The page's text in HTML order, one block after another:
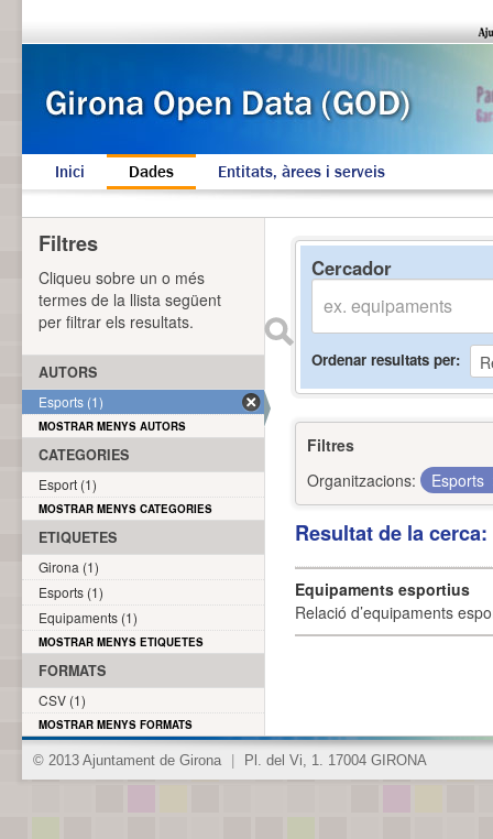
Inici Dades Entitats, àrees i serveis
Cercador
Ordenar resultats per
Filtres
Organitzacions:
Esports
Resultat de la
Equipaments esportius
Relació d’equipaments
Filtres
Cliqueu sobre un o més
termes de la llista següent
per filtrar els resultats.
AUTORS
Esports (1)
MOSTRAR MENYS AUTORS
CATEGORIES
Esport (1)
MOSTRAR MENYS CATEGORIES
ETIQUETES
Girona (1)
Esports (1)
Equipaments (1)
MOSTRAR MENYS ETIQUETES
FORMATS
CSV (1)
MOSTRAR MENYS FORMATS
© 2013 Ajuntament de Girona Pl. del Vi, 1. 17004 GIRONA